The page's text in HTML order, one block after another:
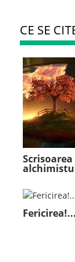
CE SE
Scrisoarea
Fericirea!...